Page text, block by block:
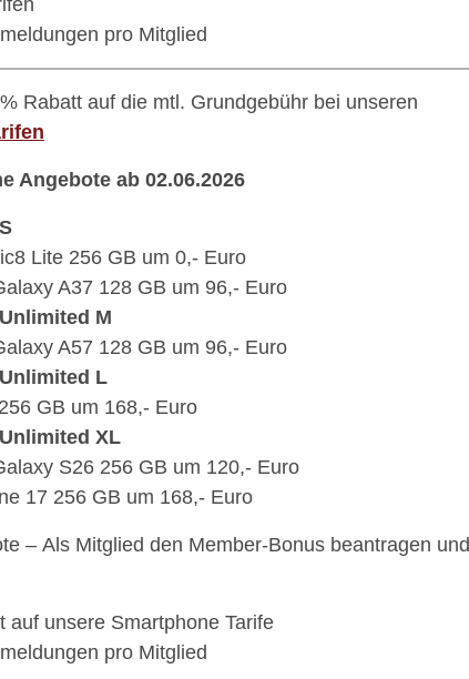
pro Mitglied
Rabatt auf die mtl. Grundgebühr bei unseren
Angebote ab 02.06.2026
Lite 256 GB um 0,- Euro
A37 128 GB um 96,- Euro
M
A57 128 GB um 96,- Euro
L
GB um 168,- Euro
XL
S26 256 GB um 120,- Euro
17 256 GB um 168,- Euro
– Als Mitglied den Member-Bonus beantragen und
auf unsere Smartphone Tarife
pro Mitglied